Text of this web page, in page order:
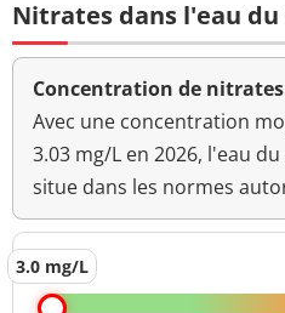
Nitrates dans l'eau
Concentration de
Avec une concentration
3.03 mg/L en 2026, l'eau
situe dans les normes
3.0 mg/L